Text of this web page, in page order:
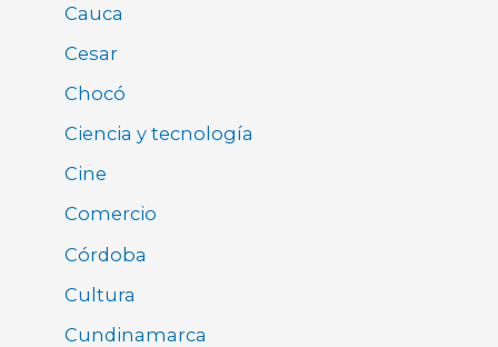
Cauca
Cesar
Chocó
Ciencia y tecnología
Cine
Comercio
Córdoba
Cultura
Cundinamarca